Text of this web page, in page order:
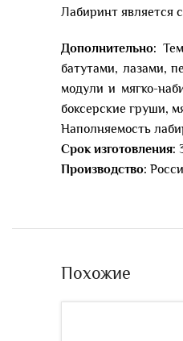
Лабиринт является
Дополнительно:
батутами, лазами,
модули и мягко-
боксерские груши,
Наполняемость
Срок изготовления:
Производство:
Похожие